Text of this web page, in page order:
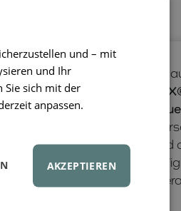
die perfekte Kombination
hochwertigen, OEKO-
einen sicheren und
modernes Design und die
Hauch von Eleganz,
Pflege ermöglicht. Der
sodass Ihr Kind ihn
und – mit
und Ihr
Sie sich mit der
anpassen.
AKZEPTIEREN